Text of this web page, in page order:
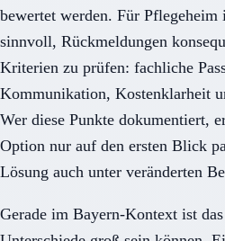
bewertet werden. Für Pflegeheim
sinnvoll, Rückmeldungen
Kriterien zu prüfen: fachliche
Kommunikation, Kostenklarheit
Wer diese Punkte dokumentiert,
Option nur auf den ersten Blick
Lösung auch unter veränderten
Gerade im Bayern-Kontext ist